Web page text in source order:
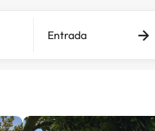
Entrada